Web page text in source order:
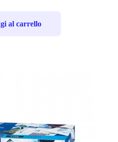
al carrello